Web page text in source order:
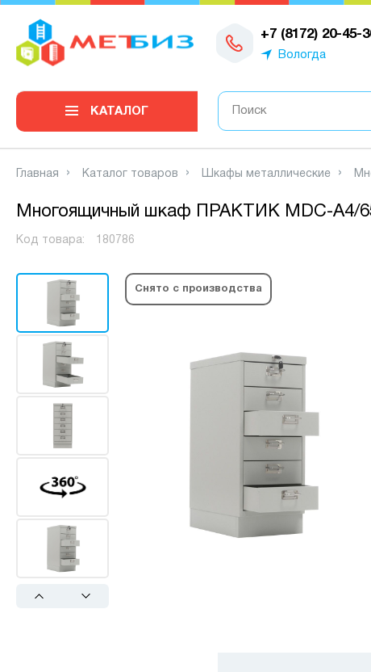
+7 (8172) 20-45-
Вологда
0
КАТАЛОГ
Главная Каталог товаров Шкафы металлические
Многоящичный шкаф ПРАКТИК MDC-A4/
Код товара: 180786
Previous Next
Снято с производства